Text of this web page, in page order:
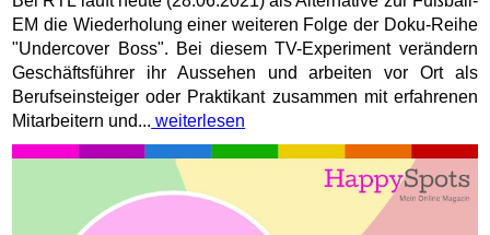
EM die Wiederholung einer weiteren Folge der Doku-Reihe
"Undercover Boss". Bei diesem TV-Experiment verändern
Geschäftsführer ihr Aussehen und arbeiten vor Ort als
Berufseinsteiger oder Praktikant zusammen mit erfahrenen
Mitarbeitern und... weiterlesen